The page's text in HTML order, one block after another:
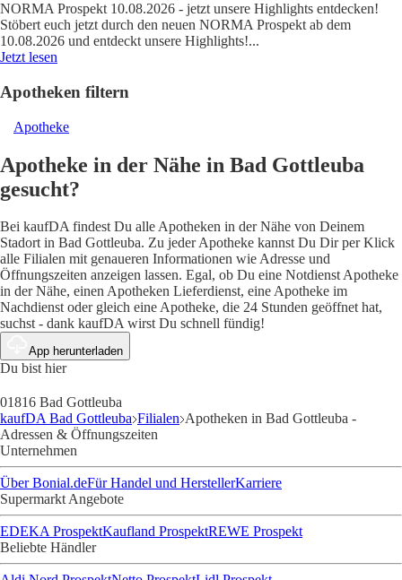
NORMA Prospekt 10.08.2026 - jetzt unsere Highlights entdecken!
Stöbert euch jetzt durch den neuen NORMA Prospekt ab dem
10.08.2026 und entdeckt unsere Highlights!...
Jetzt lesen
Apotheken filtern
Apotheke
Apotheke in der Nähe in Bad Gottleuba
gesucht?
Bei kaufDA findest Du alle Apotheken in der Nähe von Deinem
Stadort in Bad Gottleuba. Zu jeder Apotheke kannst Du Dir per Klick
alle Filialen mit genaueren Informationen wie Adresse und
Öffnungszeiten anzeigen lassen. Egal, ob Du eine Notdienst Apotheke
in der Nähe, einen Apotheken Lieferdienst, eine Apotheke im
Nachdienst oder gleich eine Apotheke, die 24 Stunden geöffnet hat,
suchst - dank kaufDA wirst Du schnell fündig!
App herunterladen
Du bist hier
01816 Bad Gottleuba
kaufDA Bad Gottleuba Filialen Apotheken in Bad Gottleuba -
Adressen & Öffnungszeiten
Unternehmen
Über Bonial.deFür Handel und HerstellerKarriere
Supermarkt Angebote
EDEKA ProspektKaufland ProspektREWE Prospekt
Beliebte Händler